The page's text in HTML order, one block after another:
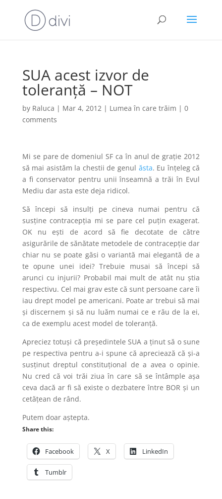
SUA acest izvor de
toleranță – NOT
by Raluca | Mar 4, 2012| Lumea în care trăim | 0
comments
Mi se pare de domeniul SF ca în anul de grație 2012
să mai asistăm la chestii de genul ăsta. Eu înțeleg că
a fi conservator pentru unii înseamnă a trăi în Evul
Mediu dar asta este deja ridicol.
Să începi să insulți pe cineva numai pentru că
susține contracepția mi se pare cel puțin exagerat.
OK nu ești de acord să fie decotate de către
asigurările de sănătate metodele de contracepție dar
chiar nu se poate găsi o variantă mai elegantă de a
te opune unei idei? Trebuie musai să începi să
arunci cu injurii? Probabil mai mult de atât nu știa
respectivu. Cel mai grav este că sunt persoane care îi
iau drept model pe americani. Poate ar trebui să mai
și discernem și să nu luăm numai ce e rău de la ei,
ca de exemplu acest model de toleranță.
Apreciez totuși că președintele SUA a ținut să o sune
pe respectiva pentru a-i spune că apreciează că și-a
susținut dreptul constituțional de a avea o opinie.
Nu cred că voi trăi ziua în care să se întâmple așa
ceva dacă ar fi să existe o dezbatere între BOR și un
cetățean de rând.
Putem doar aștepta.
Share this:
Facebook X LinkedIn
Tumblr